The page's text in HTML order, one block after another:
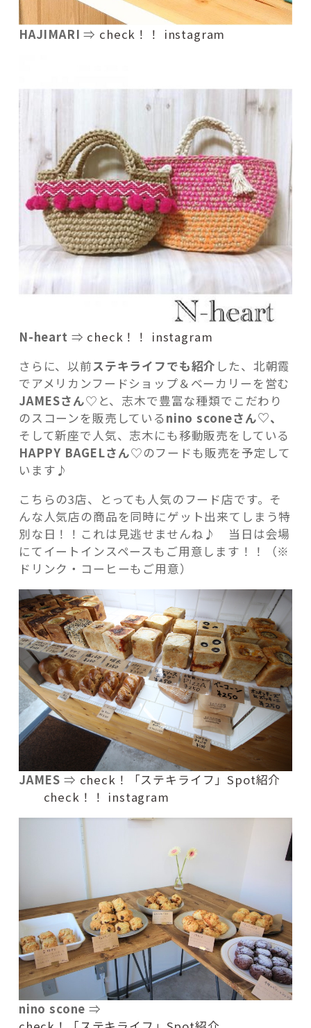
HAJIMARI ⇒ check！！ instagram
N-heart ⇒ check！！ instagram
さらに、以前ステキライフでも紹介 した、北朝霞
でアメリカンフードショップ＆ベーカリーを営む
JAMESさん♡と、志木で豊富な種類でこだわり
のスコーンを販売しているnino sconeさん♡、
そして新座で人気、志木にも移動販売をしている
HAPPY BAGELさん♡のフードも販売を予定して
います♪
こちらの3店、とっても人気のフード店です。そ
んな人気店の商品を同時にゲット出来てしまう特
別な日！！これは見逃せませんね♪ 当日は会場
にてイートインスペースもご用意します！！（※
ドリンク・コーヒーもご用意）
JAMES ⇒ check！「ステキライフ」Spot紹介
check！！ instagram
nino scone ⇒